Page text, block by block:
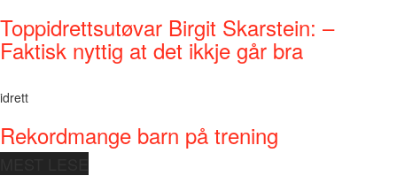
Toppidrettsutøvar Birgit Skarstein: –
Faktisk nyttig at det ikkje går bra
idrett
Rekordmange barn på trening